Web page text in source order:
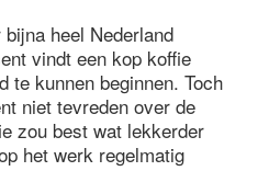
heel Nederland
vindt een kop koffie
te kunnen beginnen. Toch
niet tevreden over de
zou best wat lekkerder
het werk regelmatig